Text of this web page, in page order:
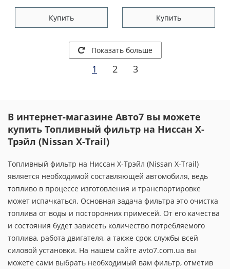
Купить Купить
Показать больше
1 2 3
В интернет-магазине Авто7 вы можете
купить Топливный фильтр на Ниссан X-
Трэйл (Nissan X-Trail)
Топливный фильтр на Ниссан X-Трэйл (Nissan X-Trail)
является необходимой составляющей автомобиля, ведь
топливо в процессе изготовления и транспортировке
может испачкаться. Основная задача фильтра это очистка
топлива от воды и посторонних примесей. От его качества
и состояния будет зависеть количество потребляемого
топлива, работа двигателя, а также срок службы всей
силовой установки. На нашем сайте avto7.com.ua вы
можете сами выбрать необходимый вам фильтр, отметив